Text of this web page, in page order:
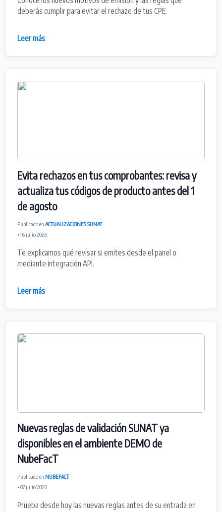
deberás cumplir para evitar el rechazo de tus CPE.
Leer más
Evita rechazos en tus comprobantes: revisa y
actualiza tus códigos de producto antes del 1
de agosto
Publicado en ACTUALIZACIONES SUNAT
• 16 julio 2026
Te explicamos qué revisar si emites desde el panel o
mediante integración API.
Leer más
Nuevas reglas de validación SUNAT ya
disponibles en el ambiente DEMO de
NubeFacT
Publicado en NUBEFACT
• 07 julio 2026
Prueba desde hoy las nuevas reglas antes de su entrada en